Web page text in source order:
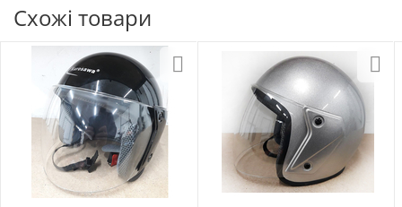
Схожі товари